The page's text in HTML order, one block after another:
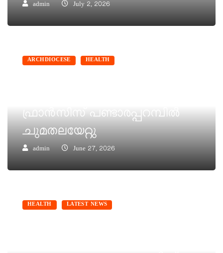
admin July 2, 2026
ARCHDIOCESE HEALTH
ഫ്രാൻസിസ് പണ്ടാരപ്പറമ്പിൽ
ചുമതലയേറ്റു
admin June 27, 2026
HEALTH LATEST NEWS